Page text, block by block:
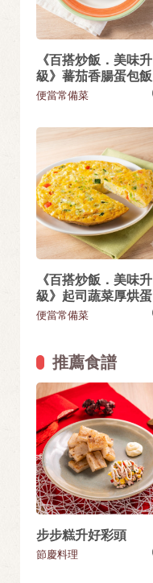
《百搭炒飯．美味升
級》蕃茄香腸蛋包飯
便當常備菜
《百搭炒飯．美味升
級》起司蔬菜厚烘蛋
便當常備菜
推薦食譜
步步糕升好彩頭
節慶料理